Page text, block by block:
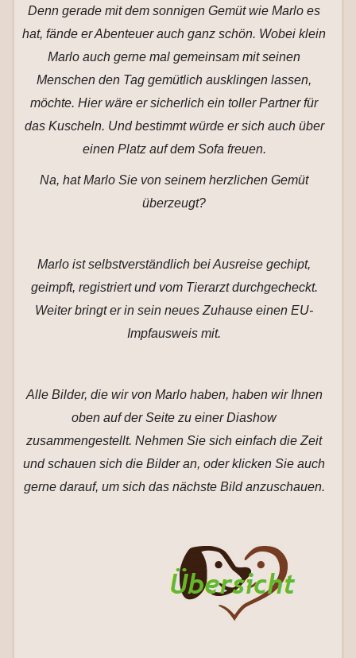
Denn gerade mit dem sonnigen Gemüt wie Marlo es
hat, fände er Abenteuer auch ganz schön. Wobei klein
Marlo auch gerne mal gemeinsam mit seinen
Menschen den Tag gemütlich ausklingen lassen,
möchte. Hier wäre er sicherlich ein toller Partner für
das Kuscheln. Und bestimmt würde er sich auch über
einen Platz auf dem Sofa freuen.
Na, hat Marlo Sie von seinem herzlichen Gemüt
überzeugt?
Marlo ist selbstverständlich bei Ausreise gechipt,
geimpft, registriert und vom Tierarzt durchgecheckt.
Weiter bringt er in sein neues Zuhause einen EU-
Impfausweis mit.
Alle Bilder, die wir von Marlo haben, haben wir Ihnen
oben auf der Seite zu einer Diashow
zusammengestellt. Nehmen Sie sich einfach die Zeit
und schauen sich die Bilder an, oder klicken Sie auch
gerne darauf, um sich das nächste Bild anzuschauen.